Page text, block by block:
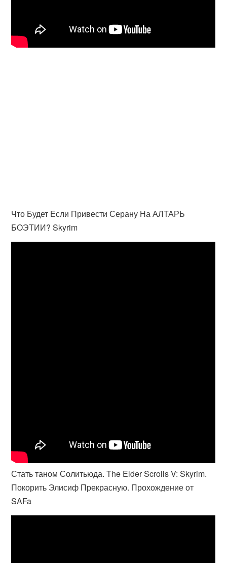
Что Будет Если Привести Серану На АЛТАРЬ
БОЭТИИ? Skyrim
Стать таном Солитьюда. The Elder Scrolls V: Skyrim.
Покорить Элисиф Прекрасную. Прохождение от
SAFa